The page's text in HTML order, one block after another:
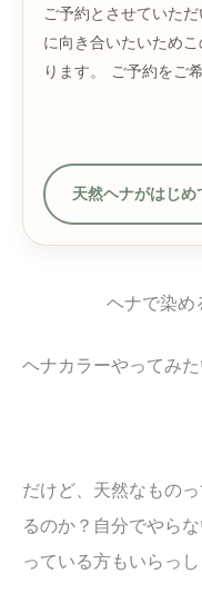
ご予約とさせていた
に向き合いたいため
ります。 ご予約をご
天然ヘナがはじめ
ヘナで染め
ヘナカラーやってみ
だけど、天然なもの
るのか？自分でやら
っている方もいらっし